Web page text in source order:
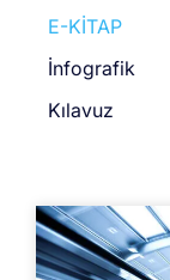
E-KİTAP
İnfografik
Kılavuz